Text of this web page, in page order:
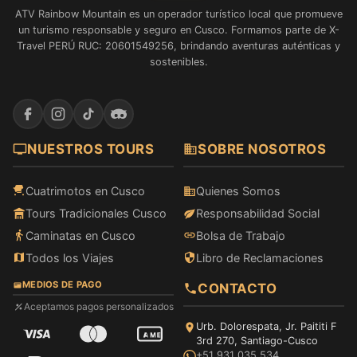
todos mis amigos.
fotos quedaron espectaculares.
ATV Rainbow Mountain es un operador turístico local que promueve
un turismo responsable y seguro en Cusco. Formamos parte de X-
Travel PERÚ RUC: 20601549256, brindando aventuras auténticas y
sostenibles.
NUESTROS TOURS
Cuatrimotos en Cusco
Tours Tradicionales Cusco
Caminatas en Cusco
Todos los Viajes
SOBRE NOSOTROS
Quienes Somos
Responsabilidad Social
Bolsa de Trabajo
Libro de Reclamaciones
MEDIOS DE PAGO
Aceptamos pagos personalizados
CONTACTO
Urb. Dolorespata, Jr. Paititi F
3rd 270, Santiago-Cusco